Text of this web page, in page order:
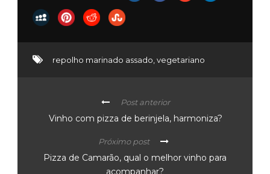
repolho marinado assado vegetariano
Post anterior
Vinho com pizza de berinjela, harmoniza?
Próximo post
Pizza de Camarão, qual o melhor vinho para
acompanhar?